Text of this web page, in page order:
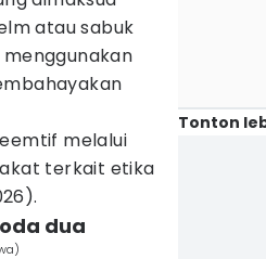
atau sabuk
melalui
terkait etika
dua
Tonton